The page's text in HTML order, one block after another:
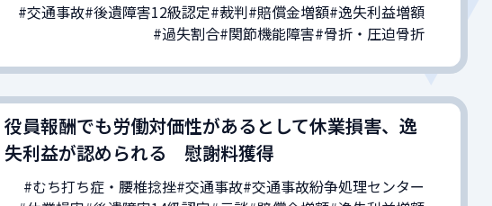
#交通事故#後遺障害12級認定#裁判#賠償金増額#逸失利益増額
#過失割合#関節機能障害#骨折・圧迫骨折
役員報酬でも労働対価性があるとして休業損害、逸
失利益が認められる 慰謝料獲得
#むち打ち症・腰椎捻挫#交通事故#交通事故紛争処理センター